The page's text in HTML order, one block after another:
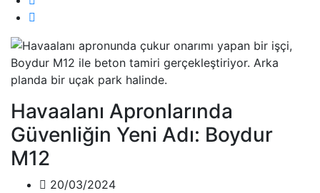
Havaalanı Apronlarında
Güvenliğin Yeni Adı: Boydur
M12
20/03/2024